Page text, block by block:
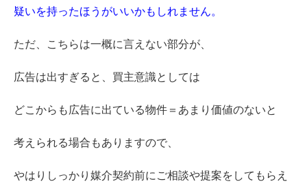
疑いを持ったほうがいいかもしれません。
ただ、こちらは一概に言えない部分が、
広告は出すぎると、買主意識としては
どこからも広告に出ている物件＝あまり価値のないと
考えられる場合もありますので、
やはりしっかり媒介契約前にご相談や提案をしてもらえ